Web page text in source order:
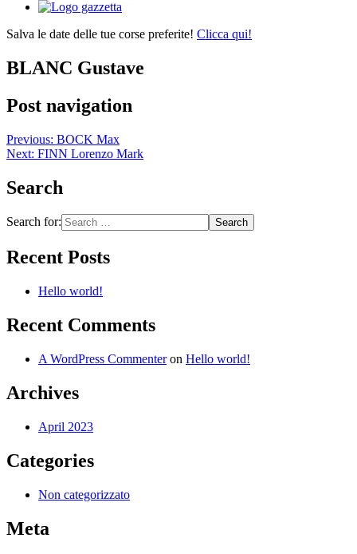
Salva le date delle tue corse preferite! Clicca qui!
BLANC Gustave
Post navigation
Previous: BOCK Max
Next: FINN Lorenzo Mark
Search
Search for:
Recent Posts
Hello world!
Recent Comments
A WordPress Commenteron Hello world!
Archives
April 2023
Categories
Non categorizzato
Meta